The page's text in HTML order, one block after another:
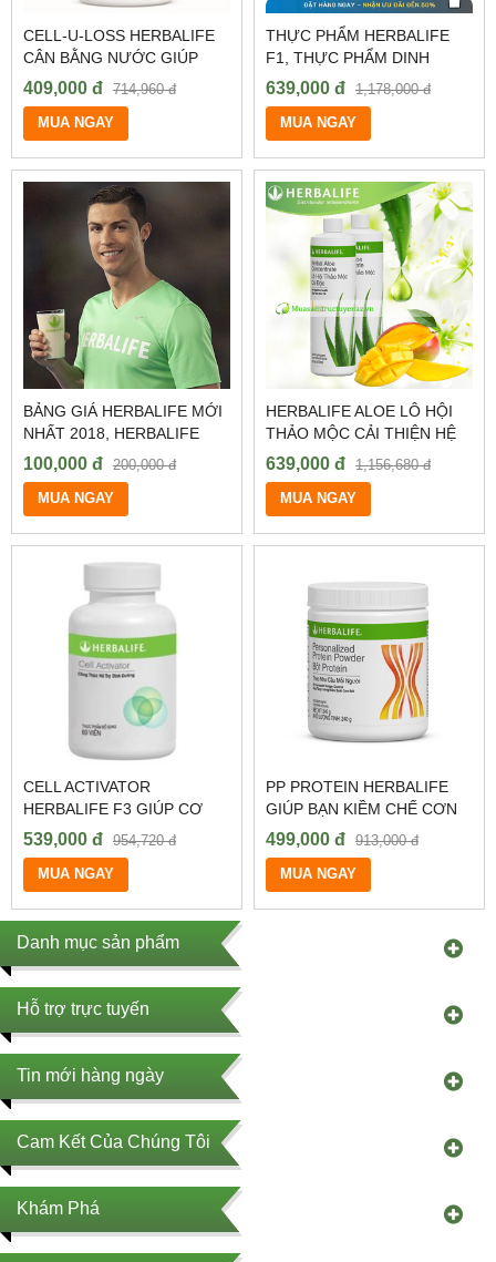
Danh mục sản phẩm
Hỗ trợ trực tuyến
Tin mới hàng ngày
Cam Kết Của Chúng Tôi
Khám Phá
CELL-U-LOSS HERBALIFE
CÂN BẰNG NƯỚC GIÚP
DUY TRÌ LÀN DA KHỎE
MẠNH
409,000 đ 714,960 đ
MUA NGAY
THỰC PHẨM HERBALIFE
F1, THỰC PHẨM DINH
DƯỠNG HERBALIFE GIÁ RẺ
639,000 đ 1,178,000 đ
MUA NGAY
BẢNG GIÁ HERBALIFE MỚI
NHẤT 2018, HERBALIFE
CHÚNG TÔI LUÔN BÁN VỚI
GIÁ RẺ NHẤT THỊ
TRƯỜNG?
100,000 đ 200,000 đ
MUA NGAY
HERBALIFE ALOE LÔ HỘI
THẢO MỘC CẢI THIỆN HỆ
TIÊU HÓA, HẤP THU TỐT
TĂNG CÂN
639,000 đ 1,156,680 đ
MUA NGAY
CELL ACTIVATOR
HERBALIFE F3 GIÚP CƠ
THỂ HẤP THU TỐT TỐI ĐA
CÁC CHẤT DINH DƯỠNG
539,000 đ 954,720 đ
MUA NGAY
PP PROTEIN HERBALIFE
GIÚP BẠN KIỀM CHẾ CƠN
ĐÓI, TIÊU MỠ VÀ THON
GỌN CƠ THỂ
499,000 đ 913,000 đ
MUA NGAY